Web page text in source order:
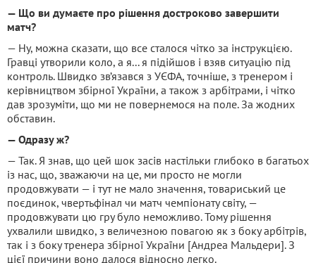
— Що ви думаєте про рішення достроково завершити
матч?
— Ну, можна сказати, що все сталося чітко за інструкцією.
Гравці утворили коло, а я... я підійшов і взяв ситуацію під
контроль. Швидко зв’язався з УЄФА, точніше, з тренером і
керівництвом збірної України, а також з арбітрами, і чітко
дав зрозуміти, що ми не повернемося на поле. За жодних
обставин.
— Одразу ж?
— Так. Я знав, що цей шок засів настільки глибоко в багатьох
із нас, що, зважаючи на це, ми просто не могли
продовжувати — і тут не мало значення, товариський це
поєдинок, чвертьфінал чи матч чемпіонату світу, —
продовжувати цю гру було неможливо. Тому рішення
ухвалили швидко, з величезною повагою як з боку арбітрів,
так і з боку тренера збірної України [Андреа Мальдери]. З
цієї причини воно далося відносно легко.